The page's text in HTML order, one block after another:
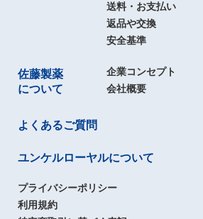
送料・お支払い
返品や交換
安全基準
佐藤製薬
について
企業コンセプト
会社概要
よくあるご質問
ユンケルローヤルについて
プライバシーポリシー
利用規約